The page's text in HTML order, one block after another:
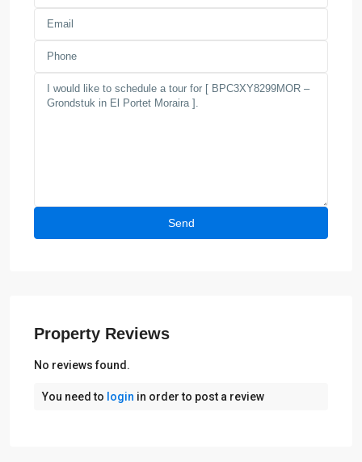
Property Reviews
No reviews found.
You need to login in order to post a review